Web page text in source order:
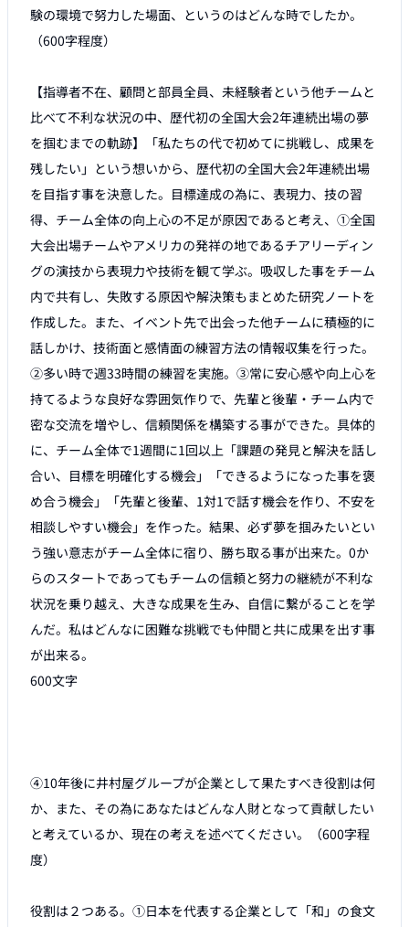
験の環境で努力した場面、というのはどんな時でしたか。
（600字程度）
【指導者不在、顧問と部員全員、未経験者という他チームと
比べて不利な状況の中、歴代初の全国大会2年連続出場の夢
を掴むまでの軌跡】「私たちの代で初めてに挑戦し、成果を
残したい」という想いから、歴代初の全国大会2年連続出場
を目指す事を決意した。目標達成の為に、表現力、技の習
得、チーム全体の向上心の不足が原因であると考え、①全国
大会出場チームやアメリカの発祥の地であるチアリーディン
グの演技から表現力や技術を観て学ぶ。吸収した事をチーム
内で共有し、失敗する原因や解決策もまとめた研究ノートを
作成した。また、イベント先で出会った他チームに積極的に
話しかけ、技術面と感情面の練習方法の情報収集を行った。
②多い時で週33時間の練習を実施。③常に安心感や向上心を
持てるような良好な雰囲気作りで、先輩と後輩・チーム内で
密な交流を増やし、信頼関係を構築する事ができた。具体的
に、チーム全体で1週間に1回以上「課題の発見と解決を話し
合い、目標を明確化する機会」「できるようになった事を褒
め合う機会」「先輩と後輩、1対1で話す機会を作り、不安を
相談しやすい機会」を作った。結果、必ず夢を掴みたいとい
う強い意志がチーム全体に宿り、勝ち取る事が出来た。0か
らのスタートであってもチームの信頼と努力の継続が不利な
状況を乗り越え、大きな成果を生み、自信に繋がることを学
んだ。私はどんなに困難な挑戦でも仲間と共に成果を出す事
が出来る。
600文字
④10年後に井村屋グループが企業として果たすべき役割は何
か、また、その為にあなたはどんな人財となって貢献したい
と考えているか、現在の考えを述べてください。（600字程
度）
役割は２つある。①日本を代表する企業として「和」の食文